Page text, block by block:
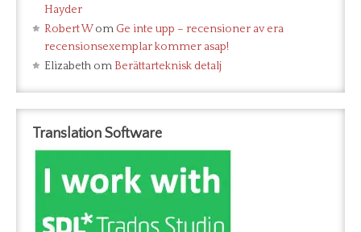
Hayder
Robert Wom Ge inte upp – recensioner av era
recensionsexemplar kommer asap!
Elizabeth om Berättarteknisk detalj
Translation Software